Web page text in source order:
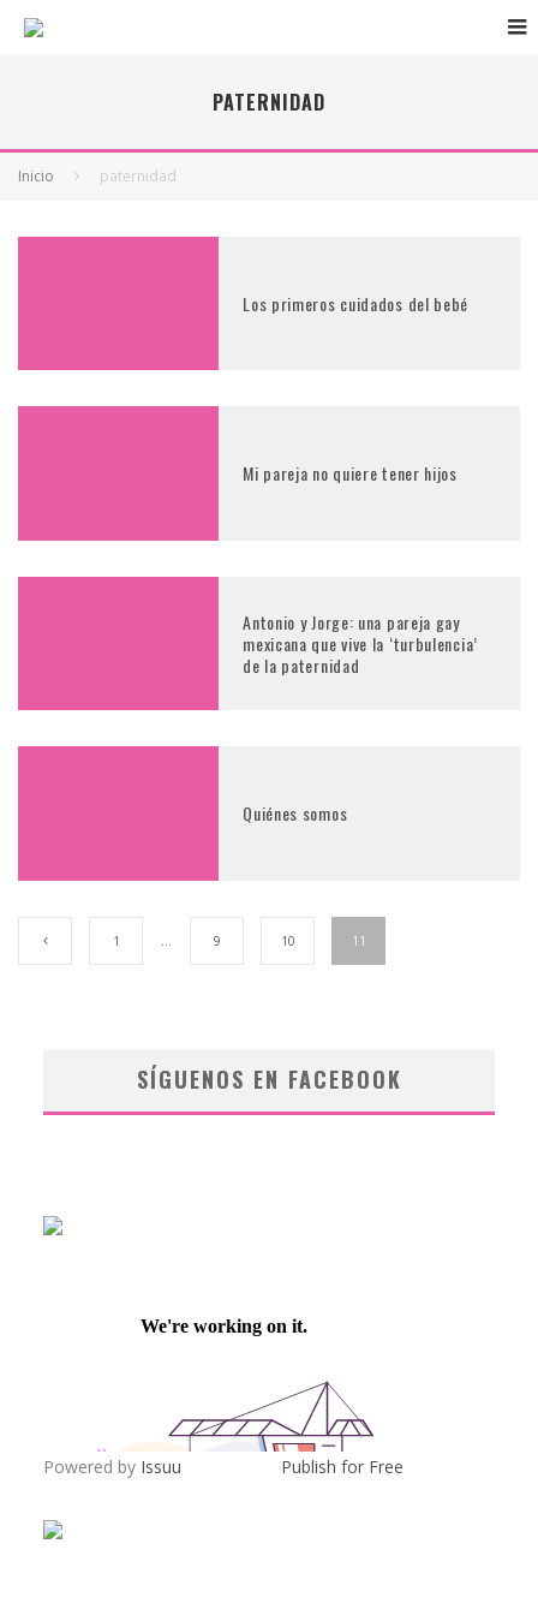
PATERNIDAD
Inicio paternidad
Los primeros cuidados del bebé
Mi pareja no quiere tener hijos
Antonio y Jorge: una pareja gay
mexicana que vive la ‘turbulencia’
de la paternidad
Quiénes somos
1 … 9 10 11
SÍGUENOS EN FACEBOOK
Powered by Issuu Publish for Free